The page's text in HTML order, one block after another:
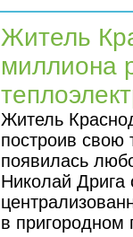
Житель
миллиона
Житель
построив свою
появилась
Николай Дрига
в пригородном